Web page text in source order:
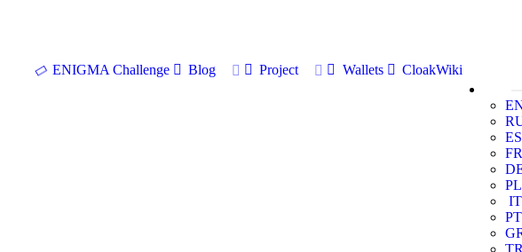
ENIGMA Challenge Blog Project Wallets
CloakWiki
ES
FR
PL
IT
PT